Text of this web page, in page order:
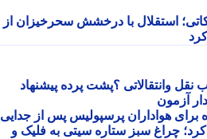
استقلال با درخشش سحرخیزان از
وانتقالاتی ؟پشت پرده پیشنهاد
هواداران پرسپولیس پس از جدایی
چراغ سبز ستاره سیتی به فلیک و